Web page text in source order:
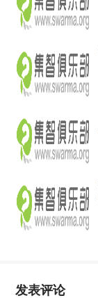
发表评论